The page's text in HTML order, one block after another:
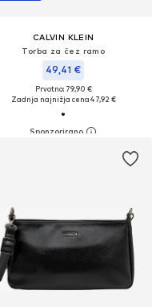
CALVIN KLEIN
Torba za čez ramo
49,41 €
Prvotno: 79,90 €
Zadnja najnižja cena47,92 €